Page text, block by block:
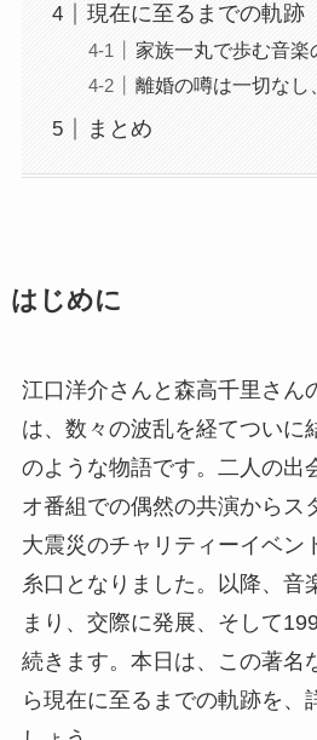
現在に至るまでの軌跡
家族一丸で歩む音楽
離婚の噂は一切なし
まとめ
はじめに
江口洋介さんと森高千里さん
は、数々の波乱を経てついに
のような物語です。二人の出
オ番組での偶然の共演からス
大震災のチャリティーイベン
糸口となりました。以降、音
まり、交際に発展、そして
続きます。本日は、この著名
ら現在に至るまでの軌跡を、